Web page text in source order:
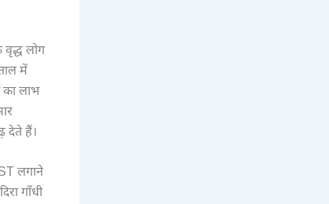
लोग
में
लाभ
देते हैं।
लगाने
गाँधी